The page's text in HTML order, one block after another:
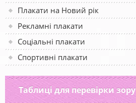
Плакати на Новий рік
Рекламні плакати
Соціальні плакати
Спортивні плакати
Таблиці для перевірки зору